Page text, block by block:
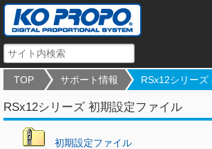
TOP サポート情報 RSx12シリーズ
RSx12シリーズ 初期設定ファイル
初期設定ファイル